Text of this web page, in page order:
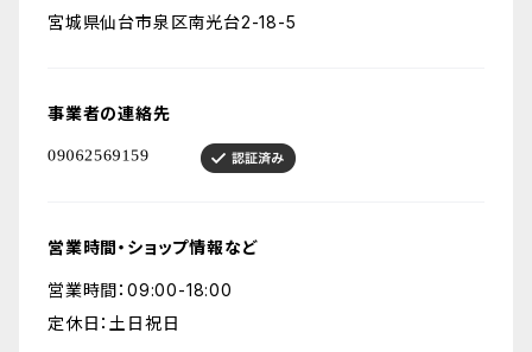
宮城県仙台市泉区南光台2-18-5
事業者の連絡先
営業時間・ショップ情報など
営業時間：09:00-18:00
定休日：土日祝日